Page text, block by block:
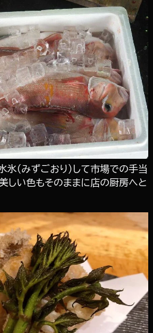
氷（みずごおり）して市場での手当
しい色もそのままに店の厨房へと